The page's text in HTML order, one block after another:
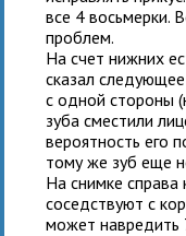
все 4 восьмерки.
проблем.
На счет нижних
сказал
с одной стороны
зуба сместили
вероятность его
тому же зуб еще
На снимке справа
соседствуют с
может навредить